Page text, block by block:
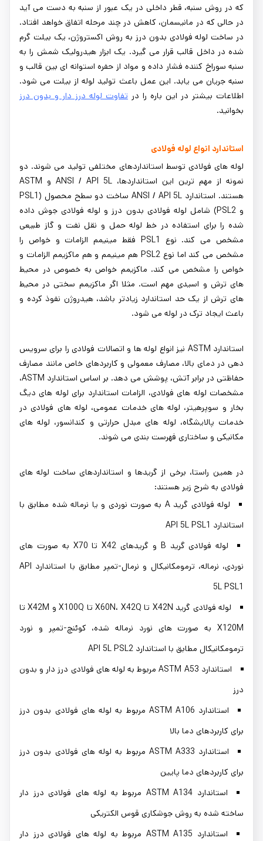
که در روش سنبه، قطر داخلی در یک عبور از سنبه به دست می آید
در حالی که در مانیسمان، کاهش در چند مرحله اتفاق خواهد افتاد.
در ساخت لوله فولادی بدون درز به روش اکستروژن، یک بیلت گرم
شده در داخل قالب قرار می گیرد. یک ابزار هیدرولیک شمش را به
سنبه سوراخ‌ کننده فشار داده و مواد از حفره استوانه ‌ای بین قالب و
سنبه جریان می ‌یابد. این عمل باعث تولید لوله از بیلت می شود.
اطلاعات بیشتر در این باره را در تفاوت لوله درز دار و بدون درز
بخوانید.
استاندارد انواع لوله فولادی
لوله های فولادی توسط استانداردهای مختلفی تولید می شوند. دو
نمونه از مهم ترین این استانداردها، ANSI / API 5L و ASTM
هستند. استاندارد ANSI / API 5L ساخت دو سطح محصول (PSL1
و PSL2) شامل لوله فولادی بدون درز و لوله فولادی جوش داده
شده را برای استفاده در خط لوله حمل و نقل نفت و گاز طبیعی
مشخص می کند. نوع PSL1 فقط مینیمم الزامات و خواص را
مشخص می کند اما نوع PSL2 هم مینیمم و هم ماکزیمم الزامات و
خواص را مشخص می کند. ماکزیمم خواص به خصوص در محیط
های ترش و اسیدی مهم است. مثلا اگر ماکزیمم سختی در محیط
های ترش از یک حد استاندارد زیادتر باشد، هیدروژن نفوذ کرده و
باعث ایجاد ترک در لوله می شود.
استاندارد ASTM نیز انواع لوله ‌ها و اتصالات فولادی را برای سرویس
‌دهی در دمای بالا، مصارف معمولی و کاربردهای خاص مانند مصارف
حفاظتی در برابر آتش، پوشش می ‌دهد. بر اساس استاندارد ASTM،
مشخصات لوله های فولادی، الزامات استاندارد برای لوله های دیگ
بخار و سوپرهیتر، لوله های خدمات عمومی، لوله های فولادی در
خدمات پالایشگاه، لوله های مبدل حرارتی و کندانسور، لوله های
مکانیکی و ساختاری فهرست بندی می شوند.
در همین راستا، برخی از گریدها و استانداردهای ساخت لوله های
فولادی به شرح زیر هستند:
لوله فولادی گرید A به صورت نوردی و یا نرماله شده مطابق با
استاندارد API 5L PSL1
لوله فولادی گرید B و گریدهای X42 تا X70 به صورت های
نوردی، نرماله، ترمومکانیکال و نرمال-تمپر مطابق با استاندارد API
5L PSL1
لوله فولادی گرید X42N تا X60N، X42Q تا X100Q و X42M تا
X120M به صورت های نورد نرماله شده، کوئنچ-تمپر و نورد
ترمومکانیکال مطابق با استاندارد API 5L PSL2
استاندارد ASTM A53 مربوط به لوله های فولادی درز دار و بدون
درز
استاندارد ASTM A106 مربوط به لوله های فولادی بدون درز
برای کاربردهای دما بالا
استاندارد ASTM A333 مربوط به لوله های فولادی بدون درز
برای کاربردهای دما پایین
استاندارد ASTM A134 مربوط به لوله های فولادی درز دار
ساخته شده به روش جوشکاری قوس الکتریکی
استاندارد ASTM A135 مربوط به لوله های فولادی درز دار